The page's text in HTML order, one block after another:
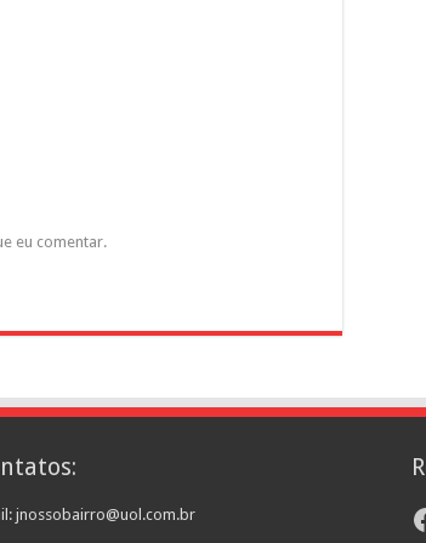
eu comentar.
jnossobairro@uol.com.br